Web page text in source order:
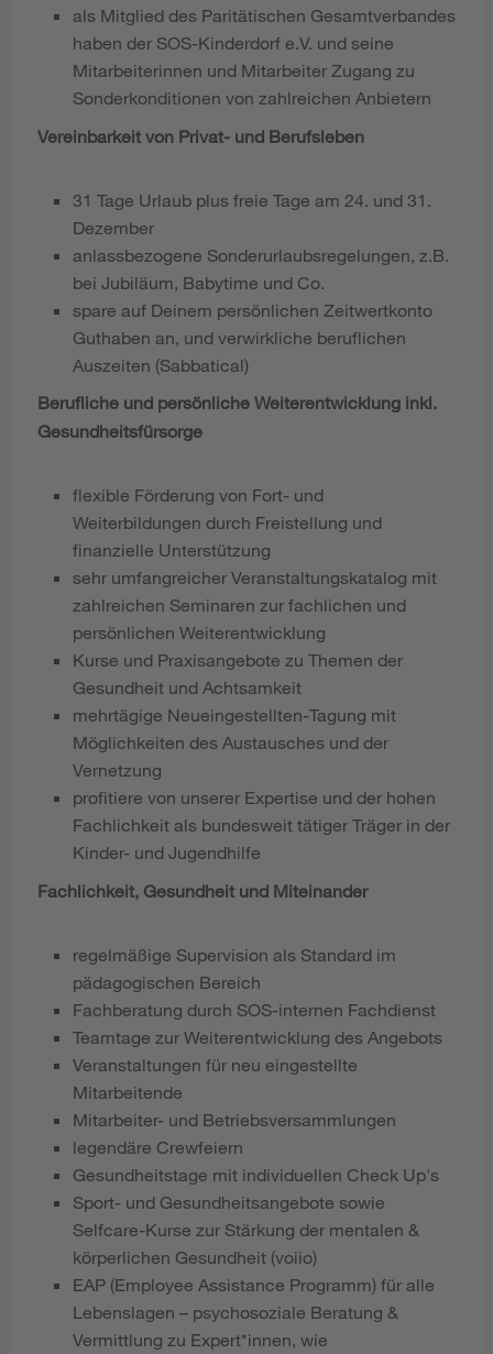
als Mitglied des Paritätischen Gesamtverbandes
haben der SOS-Kinderdorf e.V. und seine
Mitarbeiterinnen und Mitarbeiter Zugang zu
Sonderkonditionen von zahlreichen Anbietern
Vereinbarkeit von Privat- und Berufsleben
31 Tage Urlaub plus freie Tage am 24. und 31.
Dezember
anlassbezogene Sonderurlaubsregelungen, z.B.
bei Jubiläum, Babytime und Co.
spare auf Deinem persönlichen Zeitwertkonto
Guthaben an, und verwirkliche beruflichen
Auszeiten (Sabbatical)
Berufliche und persönliche Weiterentwicklung inkl.
Gesundheitsfürsorge
flexible Förderung von Fort- und
Weiterbildungen durch Freistellung und
finanzielle Unterstützung
sehr umfangreicher Veranstaltungskatalog mit
zahlreichen Seminaren zur fachlichen und
persönlichen Weiterentwicklung
Kurse und Praxisangebote zu Themen der
Gesundheit und Achtsamkeit
mehrtägige Neueingestellten-Tagung mit
Möglichkeiten des Austausches und der
Vernetzung
profitiere von unserer Expertise und der hohen
Fachlichkeit als bundesweit tätiger Träger in der
Kinder- und Jugendhilfe
Fachlichkeit, Gesundheit und Miteinander
regelmäßige Supervision als Standard im
pädagogischen Bereich
Fachberatung durch SOS-internen Fachdienst
Teamtage zur Weiterentwicklung des Angebots
Veranstaltungen für neu eingestellte
Mitarbeitende
Mitarbeiter- und Betriebsversammlungen
legendäre Crewfeiern
Gesundheitstage mit individuellen Check Up's
Sport- und Gesundheitsangebote sowie
Selfcare-Kurse zur Stärkung der mentalen &
körperlichen Gesundheit (voiio)
EAP (Employee Assistance Programm) für alle
Lebenslagen – psychosoziale Beratung &
Vermittlung zu Expert*innen, wie